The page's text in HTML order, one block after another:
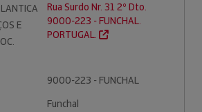
E
Rua Surdo Nr. 31 2º Dto.
9000-223 - FUNCHAL.
PORTUGAL.
9000-223 - FUNCHAL
Funchal